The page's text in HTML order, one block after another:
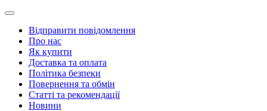
Відправити повідомлення
Про нас
Як купити
Доставка та оплата
Політика безпеки
Повернення та обмін
Статті та рекомендації
Новини